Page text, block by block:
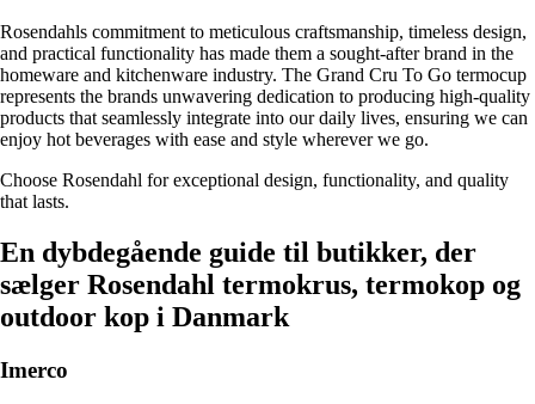
Rosendahls commitment to meticulous craftsmanship, timeless design,
and practical functionality has made them a sought-after brand in the
homeware and kitchenware industry. The Grand Cru To Go termocup
represents the brands unwavering dedication to producing high-quality
products that seamlessly integrate into our daily lives, ensuring we can
enjoy hot beverages with ease and style wherever we go.
Choose Rosendahl for exceptional design, functionality, and quality
that lasts.
En dybdegående guide til butikker, der
sælger Rosendahl termokrus, termokop og
outdoor kop i Danmark
Imerco